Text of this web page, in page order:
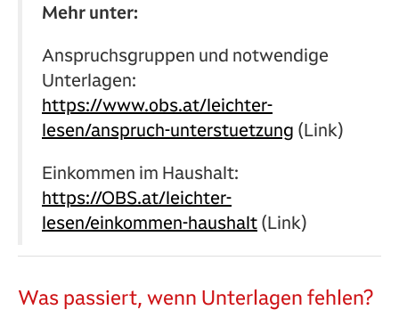
Mehr unter:
Anspruchsgruppen und notwendige
Unterlagen:
https://www.obs.at/leichter-
lesen/anspruch-unterstuetzung (Link)
Einkommen im Haushalt:
https://OBS.at/leichter-
lesen/einkommen-haushalt(Link)
Was passiert, wenn Unterlagen fehlen?